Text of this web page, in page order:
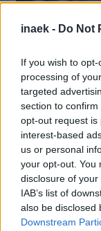
inaek - Do Not
If you wish to
processing of
targeted
section to
opt-out request is
interest-based
us or personal
your opt-out. You
disclosure of
IAB’s list of
also be disclosed
Downstream
15
L’Equipe:
τη Μέση
Αραβικές